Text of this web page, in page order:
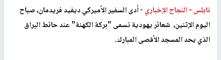
نابلس -النجاح الإخباري -أدى السفير الأميركي ديفيد فريدمان، صباح
اليوم الإثنين، شعائر يهودية تسمى "بركة الكهنة" عند حائط البراق
الذي يحد المسجد الأقصى المبارك.